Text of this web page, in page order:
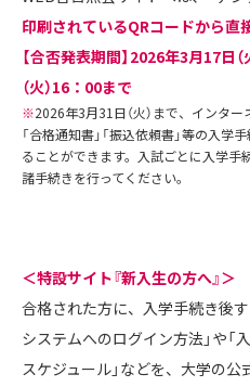
印刷されているQRコードから直
【合否発表期間】 2026年3月17日
（火）16：00まで
※2026年3月31日（火）まで、インタ
「合格通知書」「振込依頼書」等の入
ることができます。入試ごとに入学手
諸手続きを行ってください。
＜特設サイト『新入生の方へ』＞
合格された方に、入学手続き後
システムへのログイン方法」や「
スケジュール」などを、大学の公